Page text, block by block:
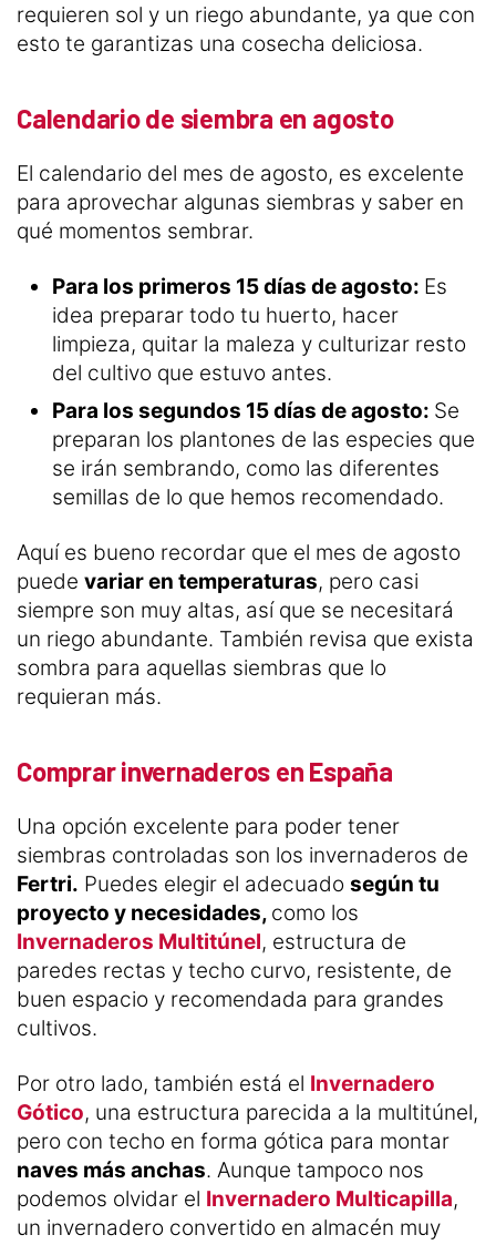
requieren sol y un riego abundante, ya que con
esto te garantizas una cosecha deliciosa.
Calendario de siembra en agosto
El calendario del mes de agosto, es excelente
para aprovechar algunas siembras y saber en
qué momentos sembrar.
Para los primeros 15 días de agosto: Es
idea preparar todo tu huerto, hacer
limpieza, quitar la maleza y culturizar resto
del cultivo que estuvo antes.
Para los segundos 15 días de agosto: Se
preparan los plantones de las especies que
se irán sembrando, como las diferentes
semillas de lo que hemos recomendado.
Aquí es bueno recordar que el mes de agosto
puede variar en temperaturas, pero casi
siempre son muy altas, así que se necesitará
un riego abundante. También revisa que exista
sombra para aquellas siembras que lo
requieran más.
Comprar invernaderos en España
Una opción excelente para poder tener
siembras controladas son los invernaderos de
Fertri. Puedes elegir el adecuado según tu
proyecto y necesidades, como los
Invernaderos Multitúnel, estructura de
paredes rectas y techo curvo, resistente, de
buen espacio y recomendada para grandes
cultivos.
Por otro lado, también está el Invernadero
Gótico, una estructura parecida a la multitúnel,
pero con techo en forma gótica para montar
naves más anchas. Aunque tampoco nos
podemos olvidar el Invernadero Multicapilla,
un invernadero convertido en almacén muy